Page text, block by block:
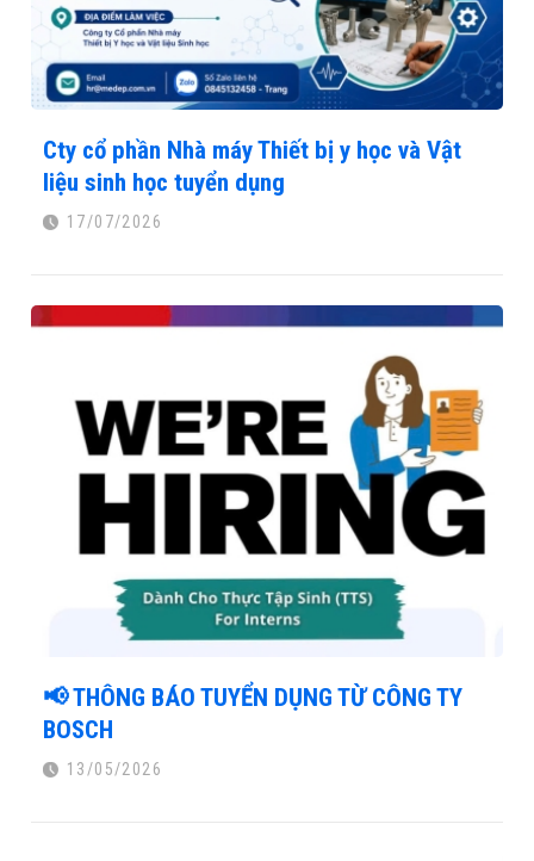
Cty cổ phần Nhà máy Thiết bị y học và Vật
liệu sinh học tuyển dụng
17/07/2026
📢 THÔNG BÁO TUYỂN DỤNG TỪ CÔNG TY
BOSCH
13/05/2026